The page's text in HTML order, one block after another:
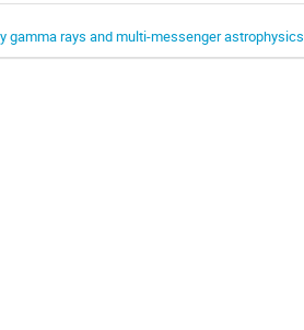
gamma rays and multi-messenger astrophysics